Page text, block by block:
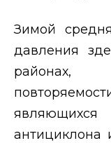
Зимой
давления
районах,
антициклона